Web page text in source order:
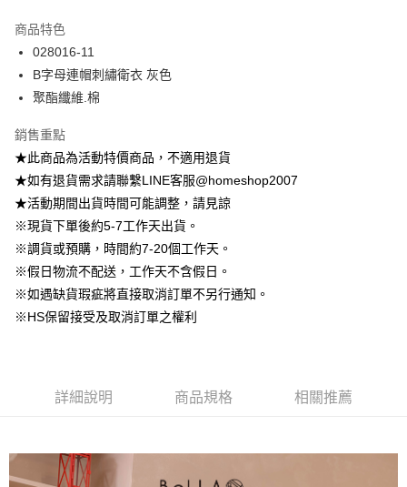
合作金庫商業銀行
華南商業銀行
上海商業儲蓄銀行
國泰世華商業銀行
匯豐（台灣）商業銀行
聯邦商業銀行
遠東國際商業銀行
元大商業銀行
星展（台灣）商業銀行
台新國際商業銀行
中國信託商業銀行
台灣樂天信用卡公司
6 期 0 利率 每期
華南商業銀行
上海商業儲蓄銀行
臺灣中小企業銀行
匯豐（台灣）商業銀行
華泰商業銀行
聯邦商業銀行
遠東國際商業銀行
元大商業銀行
永豐商業銀行
玉山商業銀行
台灣樂天信用卡公司
合作金庫商業銀行
上海商業儲蓄銀行
國泰世華商業銀行
兆豐國際商業銀行
臺灣中小企業銀行
台中商業銀行
匯豐（台灣）商業銀行
華泰商業銀行
聯邦商業銀行
遠東國際商業銀行
元大商業銀行
玉山商業銀行
星展（台灣）商業銀行
台新國際商業銀行
台灣樂天信用卡公司
24 期 0 利率 每期
華南商業銀行
上海商業儲蓄銀行
台北富邦商業銀行
兆豐國際商業銀行
臺灣中小企業銀行
台中商業銀行
匯豐（台灣）商業銀行
華泰商業銀行
聯邦商業銀行
遠東國際商業銀行
永豐商業銀行
玉山商業銀行
星展（台灣）商業銀行
台新國際商業銀行
中國信託商業銀行
台灣樂天信用卡公司
Apple Pay
街口支付
悠遊付
大哥付你分期
相關說明
【大哥付你分期使用說明】
1.本服務由台灣大哥大提供，台灣大哥大用戶可立即使用無須另外申請。
4.訂單成立30分鐘內，如未前往確認交易或遇審核未通過，訂單將自動取
1.分期款項不併入電信帳單，「大哥付你分期」於每月結算日後寄送繳費提
醒簡訊。
AFTEE先享後付
便利好安心！
１．簡單：不需註冊會員、不需綁卡、不需儲值。
【「AFTEE先享後付」結帳流程】
商品特色
028016-11
B字母連帽刺繡衛衣 灰色
聚酯纖維.棉
銷售重點
★此商品為活動特價商品，不適用退貨
★如有退貨需求請聯繫LINE客服@homeshop2007
★活動期間出貨時間可能調整，請見諒
※現貨下單後約5-7工作天出貨。
※調貨或預購，時間約7-20個工作天。
※假日物流不配送，工作天不含假日。
※如遇缺貨瑕疵將直接取消訂單不另行通知。
※HS保留接受及取消訂單之權利
詳細說明 商品規格 相關推薦